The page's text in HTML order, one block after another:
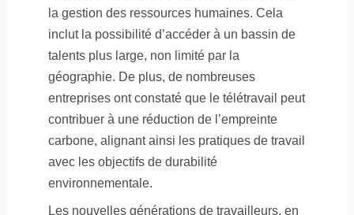
la gestion des ressources humaines. Cela
inclut la possibilité d’accéder à un bassin de
talents plus large, non limité par la
géographie. De plus, de nombreuses
entreprises ont constaté que le télétravail peut
contribuer à une réduction de l’empreinte
carbone, alignant ainsi les pratiques de travail
avec les objectifs de durabilité
environnementale.
Les nouvelles générations de travailleurs, en